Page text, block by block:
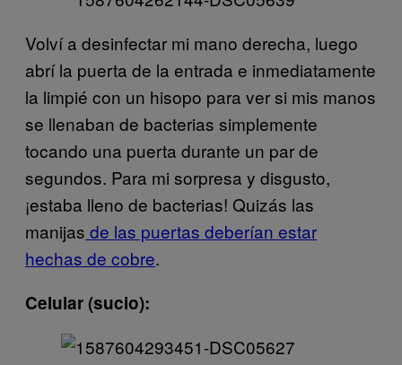
Volví a desinfectar mi mano derecha, luego
abrí la puerta de la entrada e inmediatamente
la limpié con un hisopo para ver si mis manos
se llenaban de bacterias simplemente
tocando una puerta durante un par de
segundos. Para mi sorpresa y disgusto,
¡estaba lleno de bacterias! Quizás las
manijas de las puertas deberían estar
hechas de cobre.
Celular (sucio):